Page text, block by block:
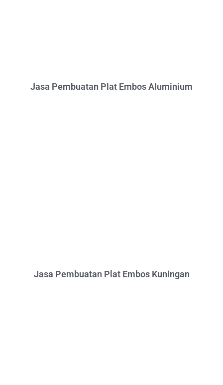
Jasa Pembuatan Plat Embos Aluminium
Jasa Pembuatan Plat Embos Kuningan